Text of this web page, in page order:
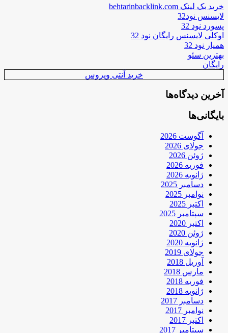
خرید بک لینک behtarinbacklink.com
لایسنس نود32
پسورد نود 32
اوکلی لایسنس رایگان نود 32
همیار نود 32
بهترین سئو
رایگان
خرید آنتی ویروس
آخرین دیدگاه‌ها
بایگانی‌ها
آگوست 2026
جولای 2026
ژوئن 2026
فوریه 2026
ژانویه 2026
دسامبر 2025
نوامبر 2025
اکتبر 2025
سپتامبر 2025
اکتبر 2020
ژوئن 2020
ژانویه 2020
جولای 2019
آوریل 2018
مارس 2018
فوریه 2018
ژانویه 2018
دسامبر 2017
نوامبر 2017
اکتبر 2017
سپتامبر 2017